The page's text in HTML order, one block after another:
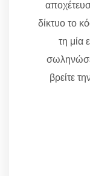
δίκτυο το
τη μία
βρείτε